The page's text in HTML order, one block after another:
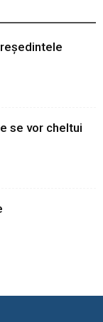
se vor cheltui